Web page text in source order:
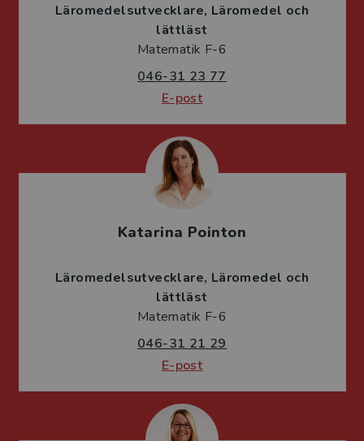
Läromedelsutvecklare Läromedel och
lättläst
Matematik F-6
046-31 23 77
E-post
Katarina Pointon
Läromedelsutvecklare Läromedel och
lättläst
Matematik F-6
046-31 21 29
E-post